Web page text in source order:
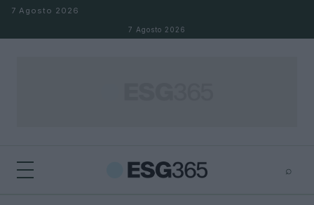
Salta al contenuto
7 Agosto 2026
7 Agosto 2026
⌕